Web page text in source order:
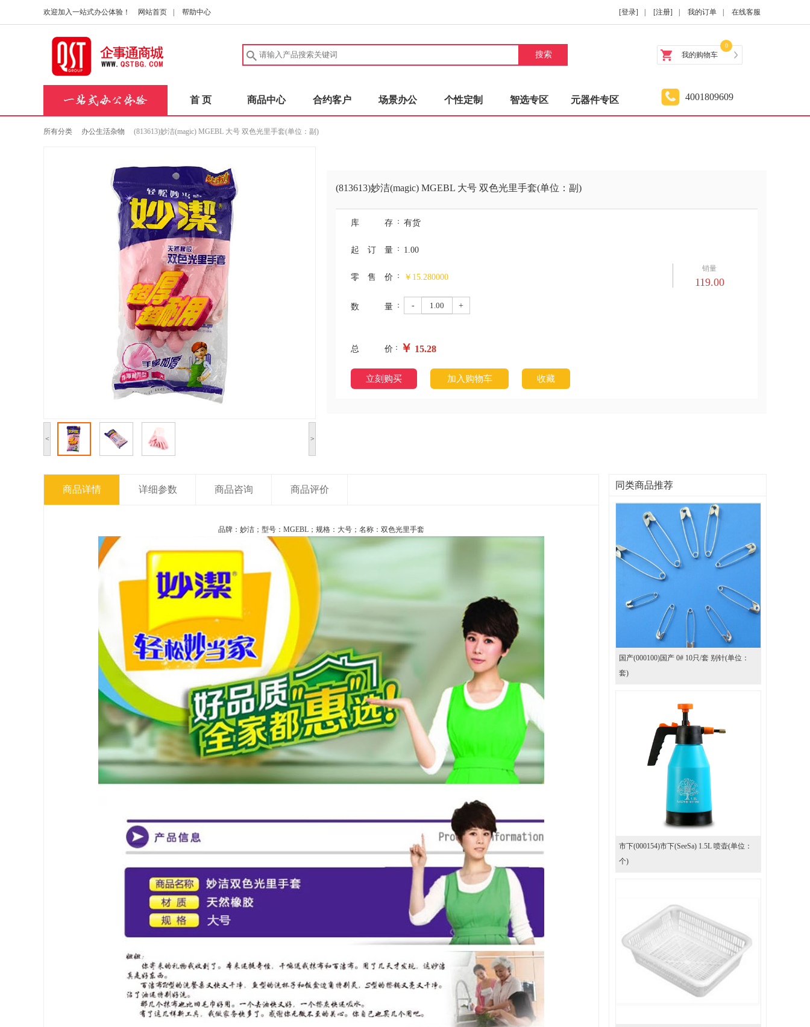
欢迎加入一站式办公体验！ 网站首页 帮助中心 [登录] [注册] 我的订单 在线客服
搜索 我的购物车
0
首 页 商品中心 合约客户 场景办公 个性定制 智选专区 元器件专区 4001809609
所有分类 办公生活杂物 (813613)妙洁(magic) MGEBL 大号 双色光里手套(单位：副)
< >
(813613)妙洁(magic) MGEBL 大号 双色光里手套(单位：副)
库 存 ： 有货
起订量 ： 1.00
零售价 ： ￥15.280000
数量 ： - +
总价 ： ￥ 15.28
销量
119.00
立刻购买 加入购物车 收藏
商品详情 详细参数 商品咨询 商品评价
品牌：妙洁；型号：MGEBL；规格：大号；名称：双色光里手套
同类商品推荐
国产(000100)国产 0# 10只/套 别针(单位：
套)
市下(000154)市下(SeeSa) 1.5L 喷壶(单位：
个)